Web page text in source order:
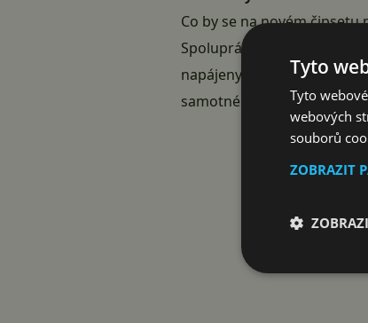
Co by se na novém
Spolupráce byla
napájeny čipovými sadami
samotného Qualcommu.
Tyto
Tyto
webových
souborů
ZOBRAZIT